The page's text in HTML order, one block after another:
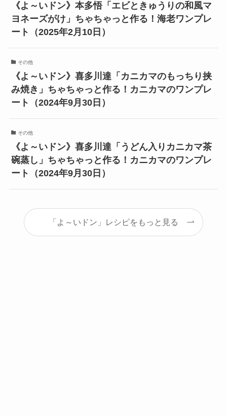
《よ～いドン》本多悟「エビときゅうりの和風マ
ヨネーズがけ」ちゃちゃっと作る！海老ワンプレ
ート（2025年2月10日）
その他
《よ～いドン》喜多川達「カニカマのもっちり挟
み焼き」ちゃちゃっと作る！カニカマのワンプレ
ート（2024年9月30日）
その他
《よ～いドン》喜多川達「うどん入りカニカマ茶
碗蒸し」ちゃちゃっと作る！カニカマのワンプレ
ート（2024年9月30日）
「よ～いドン」レシピをもっと見る